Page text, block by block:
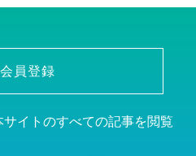
員登録
イトのすべての記事を閲覧